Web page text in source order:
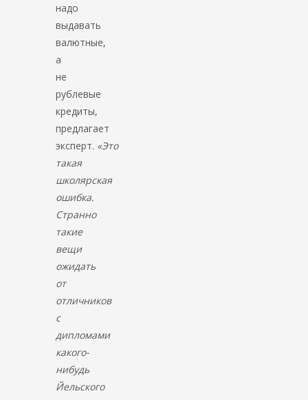
надо
выдавать
валютные,
а
не
рублевые
кредиты,
предлагает
эксперт. «Это
такая
школярская
ошибка.
Странно
такие
вещи
ожидать
от
отличников
с
дипломами
какого-
нибудь
Йельского